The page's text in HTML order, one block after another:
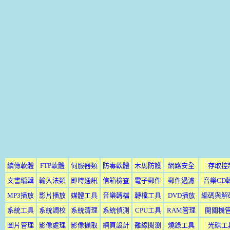
續傳軟體 FTP軟體 伺服器類 防毒軟體 木馬防護 網路安全
存取控
文書編輯
輸入法類 即時通訊 信箱檢查 電子郵件 郵件過濾
音樂CD
MP3播放
影片播放 媒體工具 音樂轉檔 轉檔工具 DVD播放
編碼與解
系統工具
系統調校 系統清理 系統偵測 CPU工具 RAM管理
開關機
圖片管理
影像處理 影像擷取 網頁設計 離線閱瀏 燒錄工具
光碟工